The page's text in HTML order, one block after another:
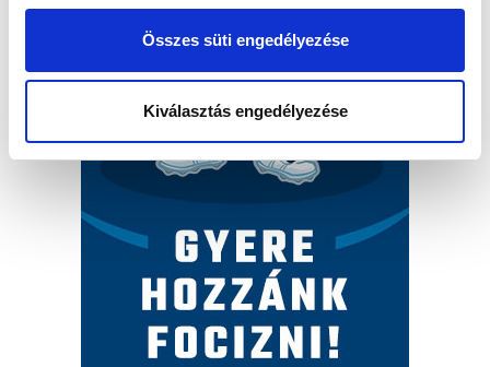
Összes süti engedélyezése
Kiválasztás engedélyezése